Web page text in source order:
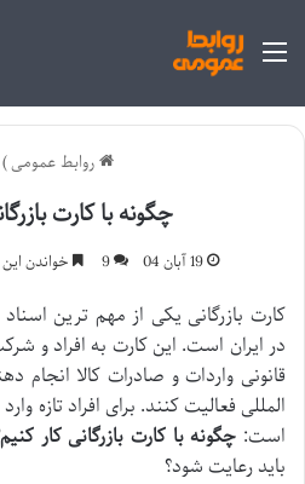
منو
روابط عمومی)
چگونه با کارت
19 آبان 04 9 خواندن این مطلب 4
کارت بازرگانی یکی از مهم ترین
در ایران است. این کارت به افراد و
قانونی واردات و صادرات کالا انجام
المللی فعالیت کنند. برای افراد تازه
است: چگونه با کارت بازرگانی کار
باید رعایت شود؟